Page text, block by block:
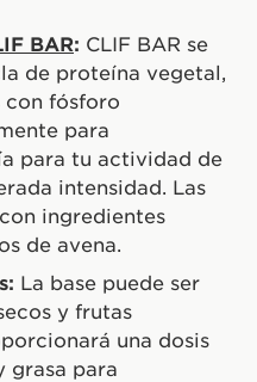
BAR: CLIF BAR se
de proteína vegetal,
con fósforo
para
para tu actividad de
intensidad. Las
ingredientes
de avena.
La base puede ser
y frutas
una dosis
grasa para